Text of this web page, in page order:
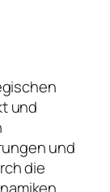
und
und
die